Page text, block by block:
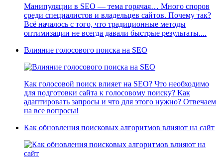
Манипуляции в SEO — тема горячая… Много споров
среди специалистов и владельцев сайтов. Почему так?
Всё началось с того, что традиционные методы
оптимизации не всегда давали быстрые результаты....
Влияние голосового поиска на SEO
Как голосовой поиск влияет на SEO? Что необходимо
для подготовки сайта к голосовому поиску? Как
адаптировать запросы и что для этого нужно? Отвечаем
на все вопросы!
Как обновления поисковых алгоритмов влияют на сайт